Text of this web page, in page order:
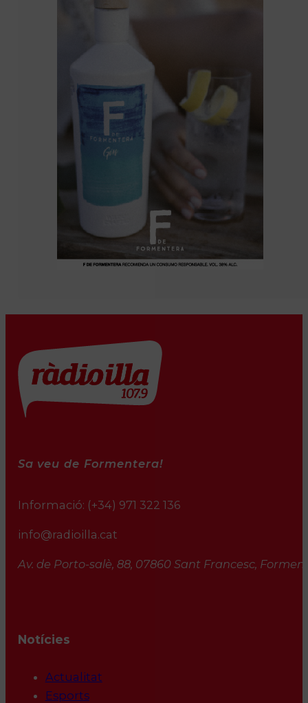
Sa veu de Formentera!
Informació: (+34) 971 322 136
info@radioilla.cat
Av. de Porto-salè, 88, 07860 Sant Francesc,
Notícies
Actualitat
Esports